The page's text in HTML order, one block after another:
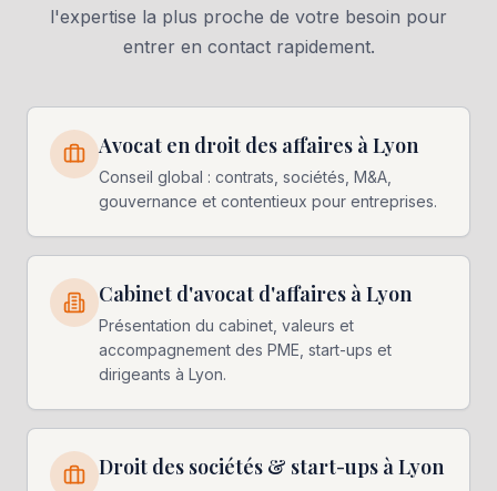
l'expertise la plus proche de votre besoin pour
entrer en contact rapidement.
Avocat en droit des affaires à Lyon
Conseil global : contrats, sociétés, M&A,
gouvernance et contentieux pour entreprises.
Cabinet d'avocat d'affaires à Lyon
Présentation du cabinet, valeurs et
accompagnement des PME, start-ups et
dirigeants à Lyon.
Droit des sociétés & start-ups à Lyon